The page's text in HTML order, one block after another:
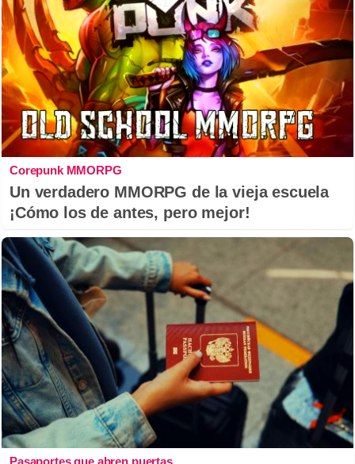
Corepunk MMORPG
Un verdadero MMORPG de la vieja escuela
¡Cómo los de antes, pero mejor!